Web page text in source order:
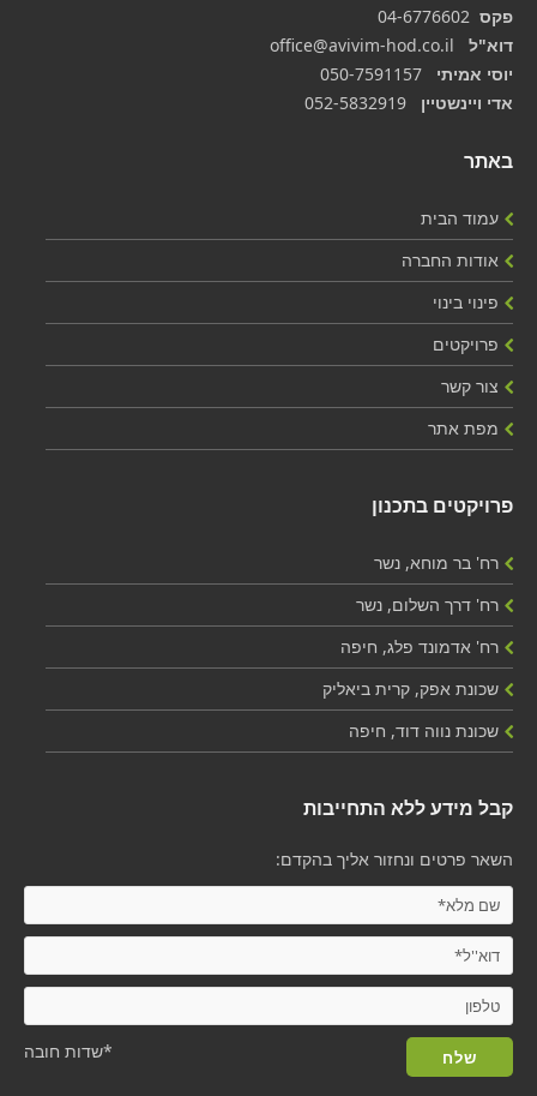
פקס 04-6776602
דוא"ל
יוסי אמיתי
אדי ויינשטיין
באתר
עמוד הבית
אודות החברה
פינוי בינוי
פרויקטים
צור קשר
מפת אתר
פרויקטים בתכנון
רח' בר מוחא, נשר
רח' דרך השלום, נשר
רח' אדמונד פלג, חיפה
שכונת אפק, קרית ביאליק
שכונת נווה דוד, חיפה
קבל מידע ללא התחייבות
השאר פרטים ונחזור אליך בהקדם:
*שדות חובה